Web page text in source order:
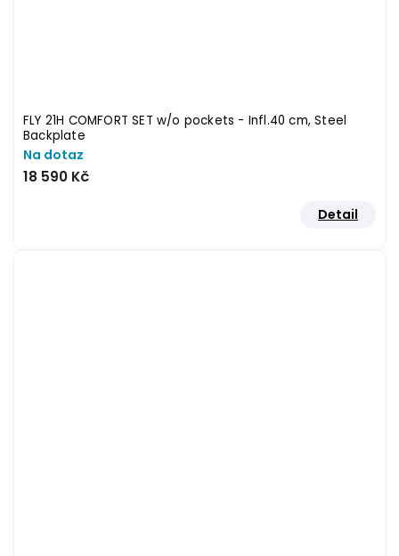
FLY 21H COMFORT SET w/o pockets - Infl.40 cm, Steel
Backplate
Na dotaz
18 590 Kč
Detail